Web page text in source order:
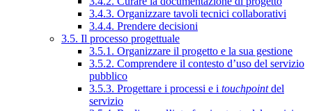
3.4.3. Organizzare tavoli tecnici collaborativi
3.4.4. Prendere decisioni
3.5. Il processo progettuale
3.5.1. Organizzare il progetto e la sua gestione
3.5.2. Comprendere il contesto d’uso del servizio
pubblico
3.5.3. Progettare i processi e i touchpointdel
servizio